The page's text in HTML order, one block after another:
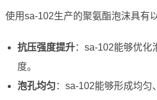
使用sa-102生产的聚氨酯泡沫具有
抗压强度提升：sa-102能够优化
度。
泡孔均匀 ：sa-102能够形成均匀